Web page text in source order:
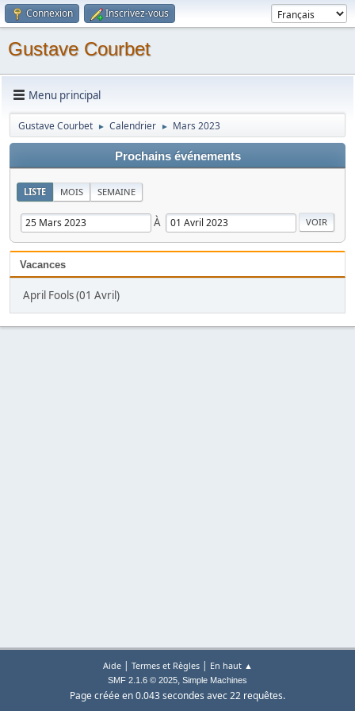
Connexion Inscrivez-vous
Gustave Courbet
Menu principal
Gustave Courbet ► Calendrier ► Mars 2023
Prochains événements
LISTE MOIS SEMAINE
À
Vacances
April Fools (01 Avril)
Aide| Termes et Règles| En haut ▲
SMF 2.1.6 © 2025, Simple Machines
Page créée en 0.043 secondes avec 22 requêtes.